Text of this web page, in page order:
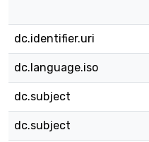
dc.identifier.uri
dc.language.iso
dc.subject
dc.subject